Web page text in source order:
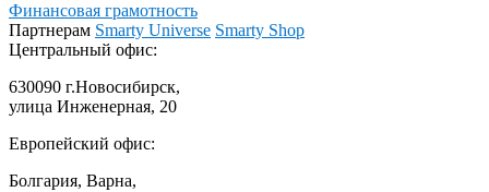
Финансовая грамотность
Партнерам Smarty Universe Smarty Shop
Центральный офис:
630090 г.Новосибирск,
улица Инженерная, 20
Европейский офис:
Болгария, Варна,